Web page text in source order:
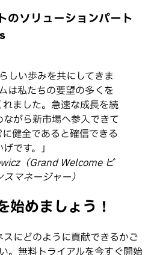
のソリューションパート
しい歩みを共にしてきま
は私たちの要望の多くを
ました。急速な成長を続
がら新市場へ参入できて
健全であると確信できる
です。」
（Grand Welcome ビ
マネージャー）
めましょう！
にどのように貢献できるかご
。無料トライアルを今すぐ開始